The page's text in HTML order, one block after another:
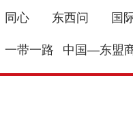
同心 东西问 国
一带一路 中国—东盟